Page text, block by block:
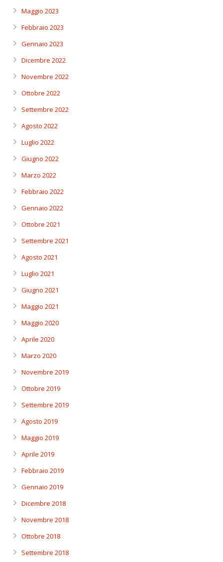
Maggio 2023
Febbraio 2023
Gennaio 2023
Dicembre 2022
Novembre 2022
Ottobre 2022
Settembre 2022
Agosto 2022
Luglio 2022
Giugno 2022
Marzo 2022
Febbraio 2022
Gennaio 2022
Ottobre 2021
Settembre 2021
Agosto 2021
Luglio 2021
Giugno 2021
Maggio 2021
Maggio 2020
Aprile 2020
Marzo 2020
Novembre 2019
Ottobre 2019
Settembre 2019
Agosto 2019
Maggio 2019
Aprile 2019
Febbraio 2019
Gennaio 2019
Dicembre 2018
Novembre 2018
Ottobre 2018
Settembre 2018